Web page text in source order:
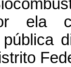
ela
pública